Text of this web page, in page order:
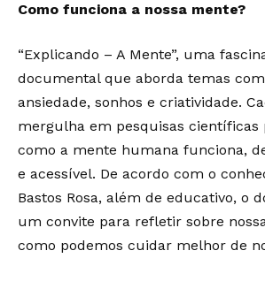
Como funciona a nossa mente?
“Explicando – A Mente”, uma
documental que aborda temas
ansiedade, sonhos e criatividade.
mergulha em pesquisas científicas
como a mente humana funciona,
e acessível. De acordo com o
Bastos Rosa, além de educativo, o
um convite para refletir sobre
como podemos cuidar melhor de